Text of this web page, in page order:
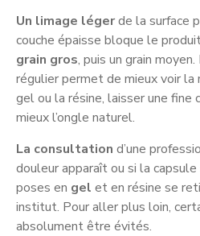
Un limage légerde la surface
couche épaisse bloque le
grain gros, puis un grain
régulier permet de mieux voir
gel ou la résine, laisser une fine
mieux l’ongle naturel.
La consultation d’une
douleur apparaît ou si la
poses en gel et en résine se
institut. Pour aller plus loin,
absolument être évités.